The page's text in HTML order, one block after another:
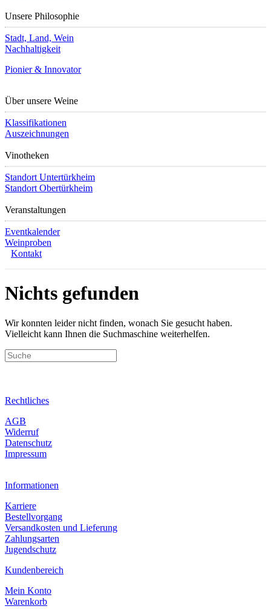
Unsere Philosophie
Stadt, Land, Wein
Nachhaltigkeit
Pionier & Innovator
Über unsere Weine
Klassifikationen
Auszeichnungen
Vinotheken
Standort Untertürkheim
Standort Obertürkheim
Veranstaltungen
Eventkalender
Weinproben
Kontakt
Nichts gefunden
Wir konnten leider nicht finden, wonach Sie gesucht haben.
Vielleicht kann Ihnen die Suchmaschine weiterhelfen.
Rechtliches
AGB
Widerruf
Datenschutz
Impressum
Informationen
Karriere
Bestellvorgang
Versandkosten und Lieferung
Zahlungsarten
Jugendschutz
Kundenbereich
Mein Konto
Warenkorb